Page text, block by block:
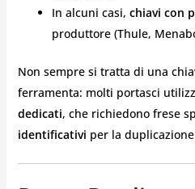
In alcuni casi, chiavi con
produttore (Thule,
Non sempre si tratta di una
ferramenta: molti portasci
dedicati, che richiedono frese
identificativi per la